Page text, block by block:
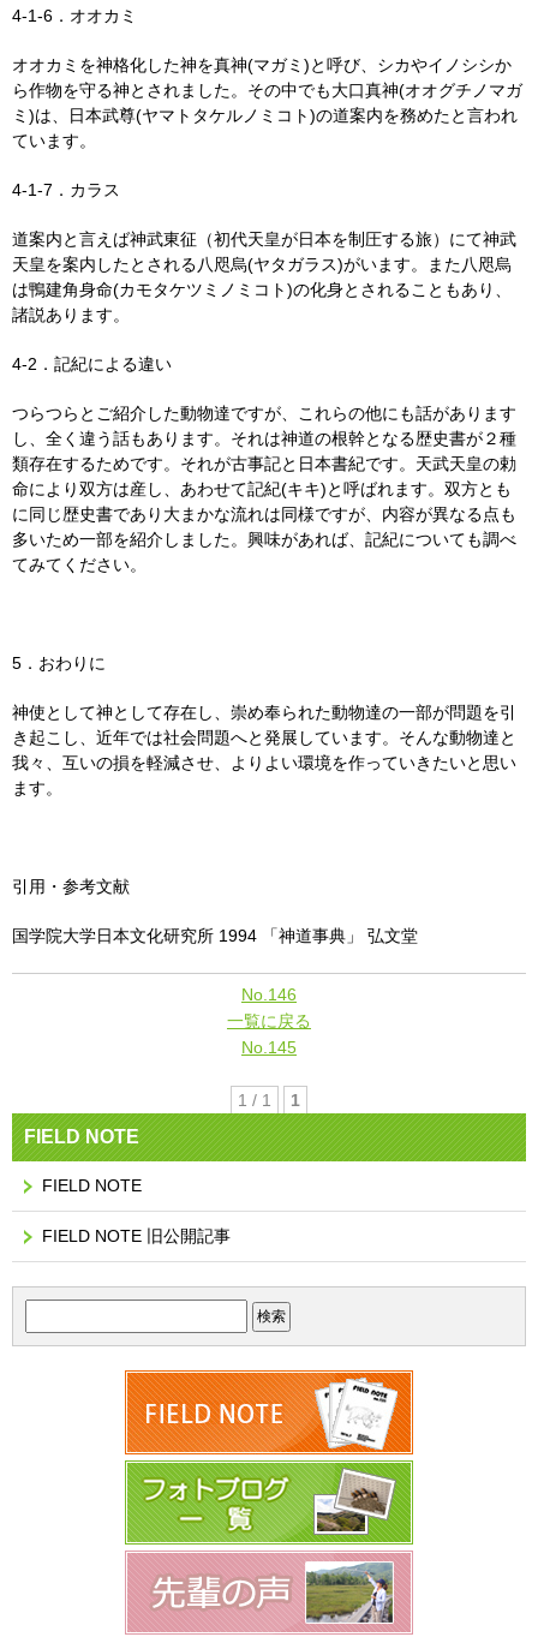
4-1-6．オオカミ
オオカミを神格化した神を真神(マガミ)と呼び、シカやイノシシか
ら作物を守る神とされました。その中でも大口真神(オオグチノマガ
ミ)は、日本武尊(ヤマトタケルノミコト)の道案内を務めたと言われ
ています。
4-1-7．カラス
道案内と言えば神武東征（初代天皇が日本を制圧する旅）にて神武
天皇を案内したとされる八咫烏(ヤタガラス)がいます。また八咫烏
は鴨建角身命(カモタケツミノミコト)の化身とされることもあり、
諸説あります。
4-2．記紀による違い
つらつらとご紹介した動物達ですが、これらの他にも話があります
し、全く違う話もあります。それは神道の根幹となる歴史書が２種
類存在するためです。それが古事記と日本書紀です。天武天皇の勅
命により双方は産し、あわせて記紀(キキ)と呼ばれます。双方とも
に同じ歴史書であり大まかな流れは同様ですが、内容が異なる点も
多いため一部を紹介しました。興味があれば、記紀についても調べ
てみてください。
5．おわりに
神使として神として存在し、崇め奉られた動物達の一部が問題を引
き起こし、近年では社会問題へと発展しています。そんな動物達と
我々、互いの損を軽減させ、よりよい環境を作っていきたいと思い
ます。
引用・参考文献
国学院大学日本文化研究所 1994 「神道事典」 弘文堂
No.146
一覧に戻る
No.145
1 / 1 1
FIELD NOTE
FIELD NOTE
FIELD NOTE 旧公開記事